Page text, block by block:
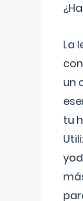
La
un
tu